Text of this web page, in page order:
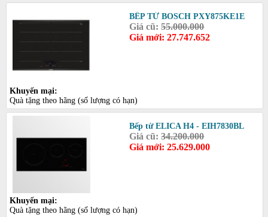
BẾP TỪ BOSCH PXY875KE1E
Giá cũ:55.000.000
Giá mới: 27.747.652
Khuyến mại:
Quà tặng theo hãng (số lượng có hạn)
Bếp từ ELICA H4 - EIH7830BL
Giá cũ:34.200.000
Giá mới: 25.629.000
Khuyến mại:
Quà tặng theo hãng (số lượng có hạn)